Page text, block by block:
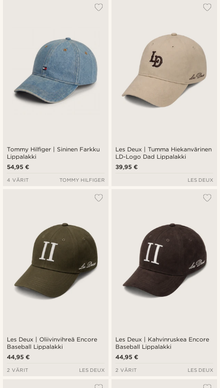
Tommy Hilfiger | Sininen Farkku
Lippalakki
54,95 €
4 VÄRIT TOMMY HILFIGER
Les Deux | Tumma Hiekanvärinen
LD-Logo Dad Lippalakki
39,95 €
LES DEUX
Les Deux | Oliivinvihreä Encore
Baseball Lippalakki
44,95 €
2 VÄRIT LES DEUX
Les Deux | Kahvinruskea Encore
Baseball Lippalakki
44,95 €
2 VÄRIT LES DEUX